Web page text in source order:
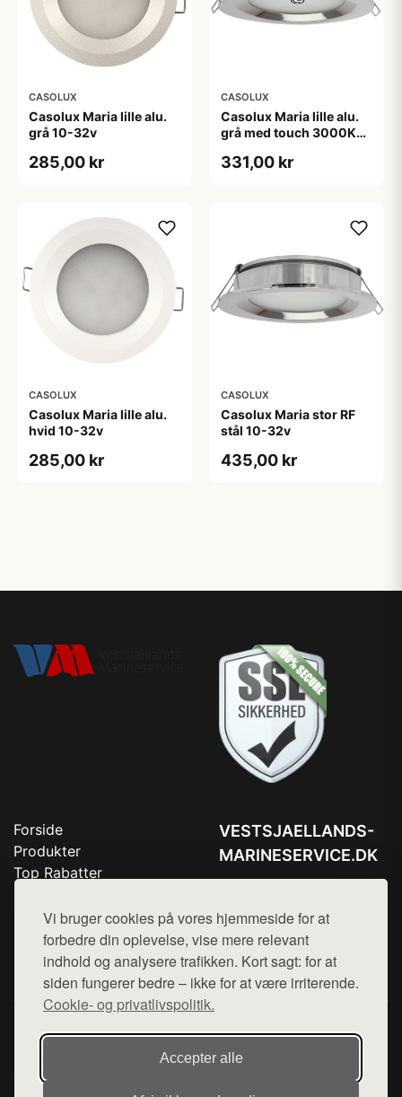
Vi bruger cookies på vores hjemmeside for at
forbedre din oplevelse, vise mere relevant
indhold og analysere trafikken. Kort sagt: for at
siden fungerer bedre – ikke for at være irriterende.
Cookie- og privatlivspolitik.
Accepter alle
CASOLUX
Casolux Maria lille alu.
grå 10-32v
285,00 kr
CASOLUX
Casolux Maria lille alu.
grå med touch 3000K
331,00 kr
CASOLUX
Casolux Maria lille alu.
hvid 10-32v
285,00 kr
CASOLUX
Casolux Maria stor RF
stål 10-32v
435,00 kr
Forside
Produkter
Top Rabatter
Kontakt
VESTSJAELLANDS-
MARINESERVICE.DK
Mail:hej@want.dk
Cookie- og privatlivspolitik
Denne side er en del af want.dk, der udgiver en række
hjemmesider med præsentation af forskellige produkter fra
diverse webshops. Der sælges ikke varer fra denne side - vi